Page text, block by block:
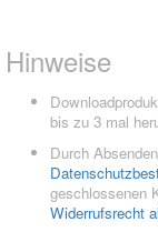
Hinweise
bis zu 3 mal
Durch
geschlossenen
Widerrufsrecht